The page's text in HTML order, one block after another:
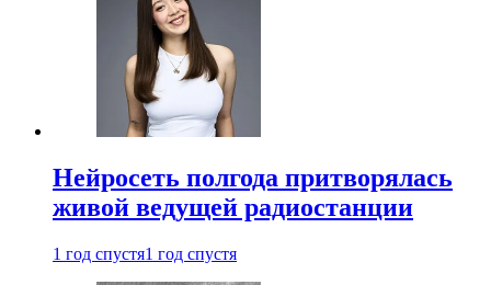
Нейросеть полгода притворялась
живой ведущей радиостанции
1 год спустя1 год спустя